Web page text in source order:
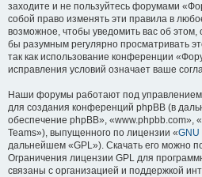
заходите и не пользуйтесь форумами
собой право изменять эти правила в
возможное, чтобы уведомить вас об
бы разумным регулярно просматривать
так как использование конференции
исправления условий означает ваше
Наши форумы работают под управлением
для создания конференций phpBB (в
обеспечение phpBB», «www.phpbb.com»,
Teams»), выпущенного по лицензии «GNU
дальнейшем «GPL»). Скачать его можно
Ограничения лицензии GPL для
связаны с организацией и поддержкой